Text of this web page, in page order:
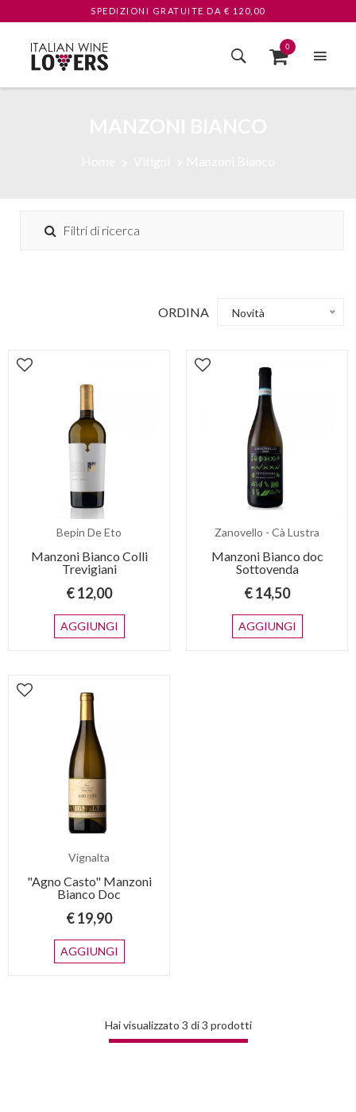
SPEDIZIONI GRATUITE DA € 120,00
0
Filtri di ricerca
ORDINA Novità
Bepin De Eto
Manzoni Bianco Colli
Trevigiani
€ 12,00
AGGIUNGI
Zanovello - Cà Lustra
Manzoni Bianco doc
Sottovenda
€ 14,50
AGGIUNGI
Vignalta
"Agno Casto" Manzoni
Bianco Doc
€ 19,90
AGGIUNGI
Hai visualizzato 3 di3 prodotti